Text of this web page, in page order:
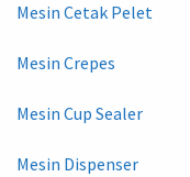
Mesin Cetak Pelet
Mesin Crepes
Mesin Cup Sealer
Mesin Dispenser